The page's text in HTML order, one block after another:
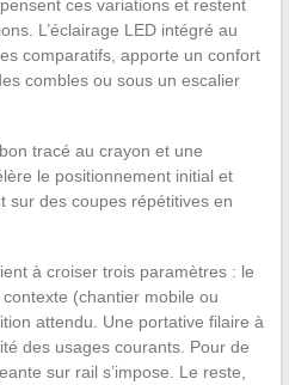
ces variations et restent
L’éclairage LED intégré au
comparatifs, apporte un confort
combles ou sous un escalier
tracé au crayon et une
le positionnement initial et
sur des coupes répétitives en
à croiser trois paramètres : le
(chantier mobile ou
attendu. Une portative filaire à
des usages courants. Pour de
sur rail s’impose. Le reste,